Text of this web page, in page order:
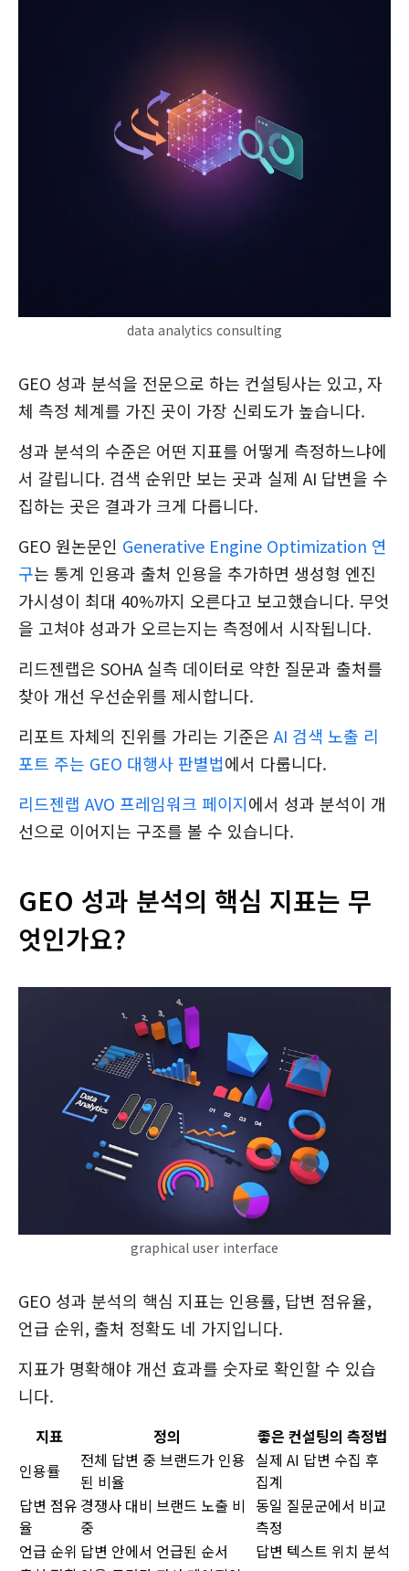
data analytics consulting
GEO 성과 분석을 전문으로 하는 컨설팅사는 있고, 자
체 측정 체계를 가진 곳이 가장 신뢰도가 높습니다.
성과 분석의 수준은 어떤 지표를 어떻게 측정하느냐에
서 갈립니다. 검색 순위만 보는 곳과 실제 AI 답변을 수
집하는 곳은 결과가 크게 다릅니다.
GEO 원논문인 Generative Engine Optimization 연
구는 통계 인용과 출처 인용을 추가하면 생성형 엔진
가시성이 최대 40%까지 오른다고 보고했습니다. 무엇
을 고쳐야 성과가 오르는지는 측정에서 시작됩니다.
리드젠랩은 SOHA 실측 데이터로 약한 질문과 출처를
찾아 개선 우선순위를 제시합니다.
리포트 자체의 진위를 가리는 기준은 AI 검색 노출 리
포트 주는 GEO 대행사 판별법에서 다룹니다.
리드젠랩 AVO 프레임워크 페이지에서 성과 분석이 개
선으로 이어지는 구조를 볼 수 있습니다.
GEO 성과 분석의 핵심 지표는 무
엇인가요?
graphical user interface
GEO 성과 분석의 핵심 지표는 인용률, 답변 점유율,
언급 순위, 출처 정확도 네 가지입니다.
지표가 명확해야 개선 효과를 숫자로 확인할 수 있습
니다.
지표 정의
좋은 컨설팅의 측정법
인용률
전체 답변 중 브랜드가 인용
된 비율
실제 AI 답변 수집 후
집계
답변 점유
율
경쟁사 대비 브랜드 노출 비
중
동일 질문군에서 비교
측정
언급 순위 답변 안에서 언급된 순서
답변 텍스트 위치 분석